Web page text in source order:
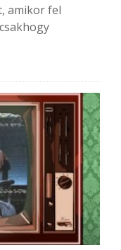
amikor fel